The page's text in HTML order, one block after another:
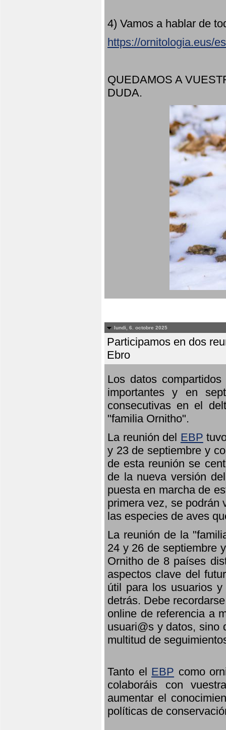
4) Vamos a hablar de
https://ornitologia.eus/
QUEDAMOS A
DUDA.
lundi, 6. octobre 2025
Participamos en dos
Ebro
Los datos
importantes y en
consecutivas en el
"familia Ornitho".
La reunión del EBP
y 23 de septiembre y
de esta reunión se
de la nueva versión
puesta en marcha de
primera vez, se podrán
las especies de aves
La reunión de la
24 y 26 de septiembre
Ornitho de 8 países
aspectos clave del
útil para los usuarios
detrás. Debe
online de referencia a
usuari@s y datos, sino
multitud de
Tanto el EBP como
colaboráis con
aumentar el
políticas de